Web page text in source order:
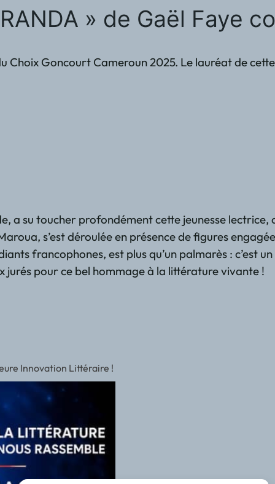
» de Gaël Faye
Goncourt Cameroun 2025. Le lauréat de
a su toucher profondément cette jeunesse
s’est déroulée en présence de figures
francophones, est plus qu’un palmarès :
jurés pour ce bel hommage à la littérature vivante !
Innovation Littéraire !